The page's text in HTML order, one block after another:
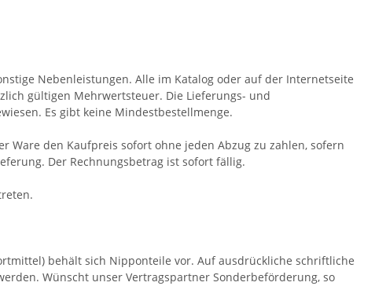
Nebenleistungen. Alle im Katalog oder auf der Internetseite
gültigen Mehrwertsteuer. Die Lieferungs- und
Es gibt keine Mindestbestellmenge.
Ware den Kaufpreis sofort ohne jeden Abzug zu zahlen, sofern
Der Rechnungsbetrag ist sofort fällig.
behält sich Nipponteile vor. Auf ausdrückliche schriftliche
Wünscht unser Vertragspartner Sonderbeförderung, so